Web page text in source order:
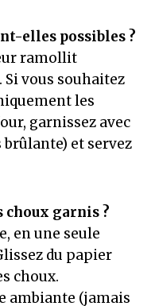
elles possibles ?
ramollit
vous souhaitez
les
garnissez avec
et servez
garnis ?
en une seule
du papier
choux.
ambiante (jamais